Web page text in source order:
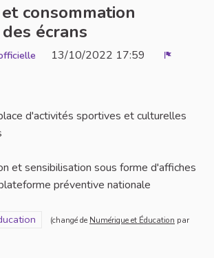
consommation
écrans
13/10/2022 17:59
d'activités sportives et culturelles
et sensibilisation sous forme d'affiches
préventive nationale
pour le secteur : Numérique et Éducation
(changé de Numérique et Éducation par